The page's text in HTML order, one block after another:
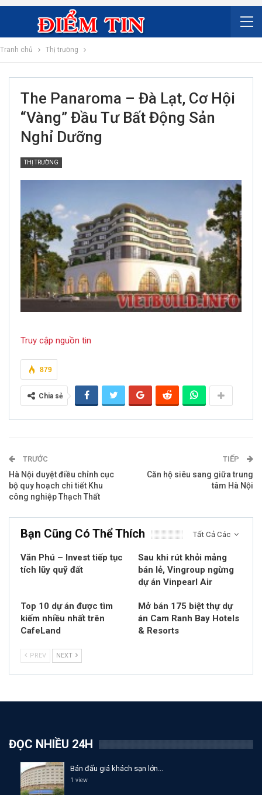
Tranh chủ Thị trường
The Panaroma – Đà Lạt, Cơ Hội
“vàng” Đầu Tư Bất Động Sản
Nghỉ Dưỡng
THỊ TRƯỜNG
Truy cập nguồn tin
879
Chia sẻ
TRƯỚC
Hà Nội duyệt điều chỉnh cục
bộ quy hoạch chi tiết Khu
công nghiệp Thạch Thất
TIẾP
Căn hộ siêu sang giữa trung
tâm Hà Nội
Tất Cả Các
Bạn Cũng Có Thể Thích
Văn Phú – Invest tiếp tục
tích lũy quỹ đất
Sau khi rút khỏi mảng
bán lẻ, Vingroup ngừng
dự án Vinpearl Air
Top 10 dự án được tìm
kiếm nhiều nhất trên
CafeLand
Mở bán 175 biệt thự dự
án Cam Ranh Bay Hotels
& Resorts
PREV NEXT
ĐỌC NHIỀU 24H
Bán đấu giá khách sạn lớn...
1 view